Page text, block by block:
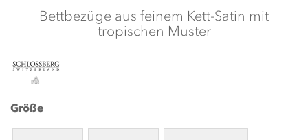
Bettbezüge aus feinem Kett-Satin mit
tropischen Muster
Größe